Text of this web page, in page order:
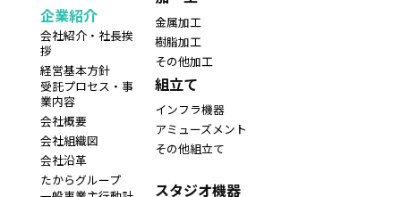
企業紹介
会社紹介・社長挨
拶
経営基本方針
受託プロセス・事
業内容
会社概要
会社組織図
会社沿革
たからグループ
金属加工
樹脂加工
その他加工
組立て
インフラ機器
アミューズメント
その他組立て
スタジオ機器